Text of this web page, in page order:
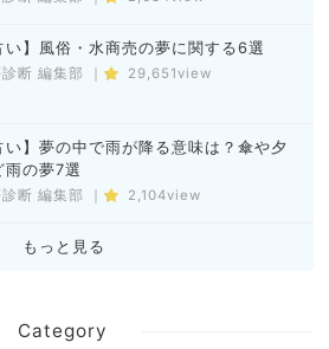
い】風俗・水商売の夢に関する6選
断 編集部 ｜ 29,651view
い】夢の中で雨が降る意味は？傘や夕
雨の夢7選
断 編集部 ｜ 2,104view
もっと見る
Category